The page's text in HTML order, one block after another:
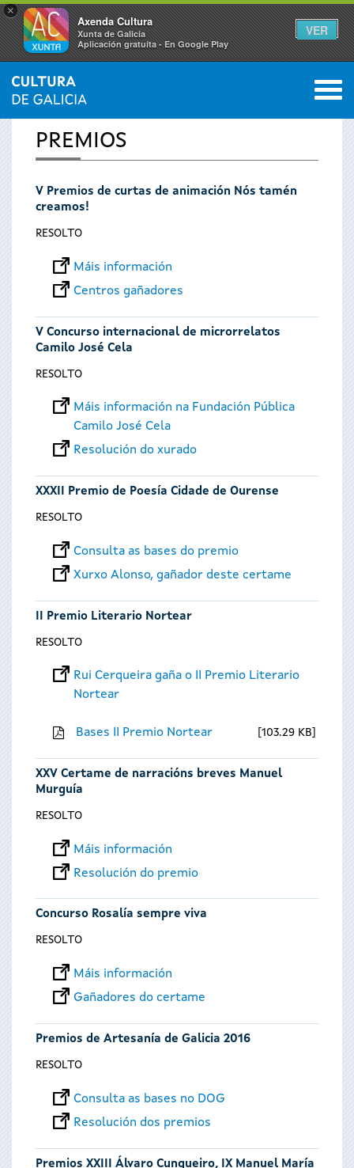
×
Axenda Cultura
Xunta de Galicia
Aplicación gratuíta - En Google Play
VER
Vostede
está
aquí
INICIO 0
PREMIOS
V Premios de curtas de animación Nós tamén
creamos!
RESOLTO
Máis información
Centros gañadores
V Concurso internacional de microrrelatos
Camilo José Cela
RESOLTO
Máis información na Fundación Pública
Camilo José Cela
Resolución do xurado
XXXII Premio de Poesía Cidade de Ourense
RESOLTO
Consulta as bases do premio
Xurxo Alonso, gañador deste certame
II Premio Literario Nortear
RESOLTO
Rui Cerqueira gaña o II Premio Literario
Nortear
Bases II Premio Nortear 103.29 KB
XXV Certame de narracións breves Manuel
Murguía
RESOLTO
Máis información
Resolución do premio
Concurso Rosalía sempre viva
RESOLTO
Máis información
Gañadores do certame
Premios de Artesanía de Galicia 2016
RESOLTO
Consulta as bases no DOG
Resolución dos premios
Premios XXIII Álvaro Cunqueiro, IX Manuel María